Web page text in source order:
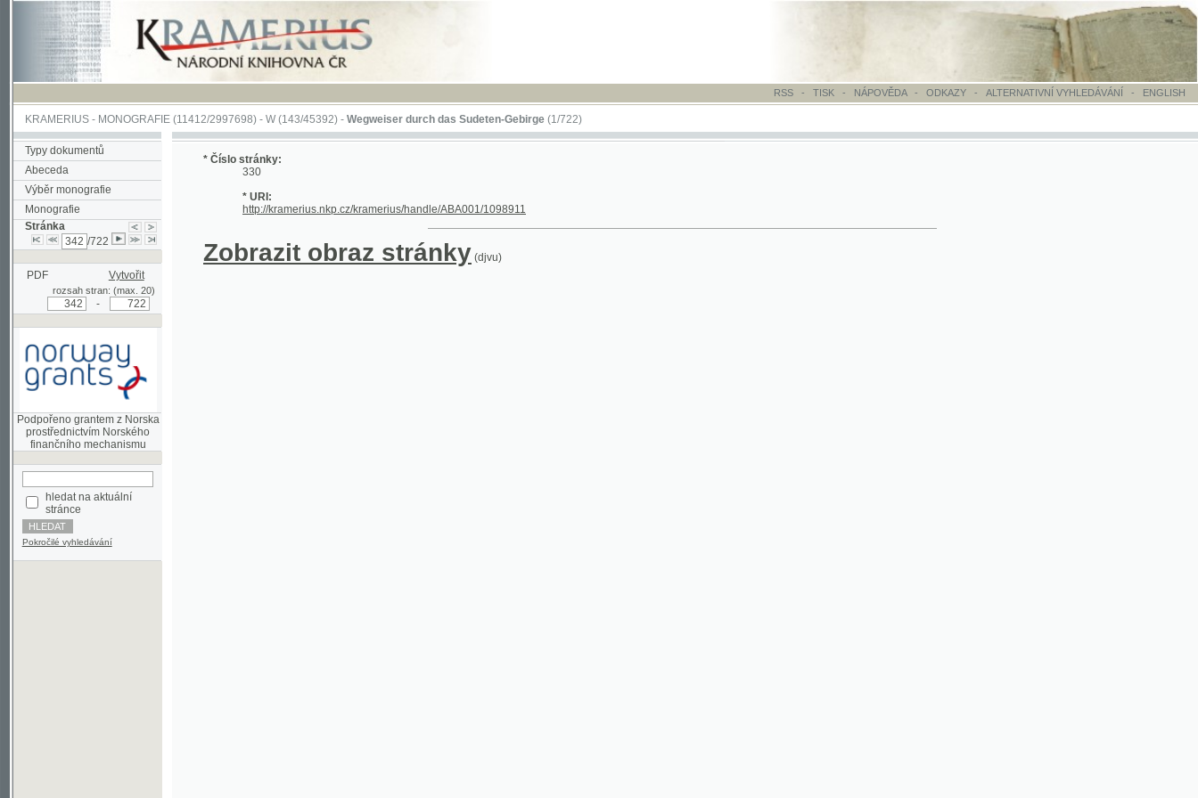
RSS - TISK-NÁPOVĚDA - ODKAZY - ALTERNATIVNÍ VYHLEDÁVÁNÍ- ENGLISH
KRAMERIUS-MONOGRAFIE(11412/2997698) -W (143/45392)-Wegweiser durch das Sudeten-Gebirge(1/722)
Typy dokumentů
Abeceda
Výběr monografie
Monografie
Stránka
/722
PDF Vytvořit
rozsah stran: (max. 20)
Podpořeno grantem z Norska
prostřednictvím Norského
hledat na aktuální
stránce
Pokročilé vyhledávání
* Číslo stránky:
330
* URI:
http://kramerius.nkp.cz/kramerius/handle/ABA001/1098911
Zobrazit obraz stránky